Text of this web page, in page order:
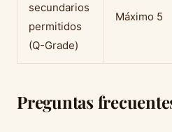
secundarios
permitidos
(Q-Grade)
Máximo 5
Preguntas